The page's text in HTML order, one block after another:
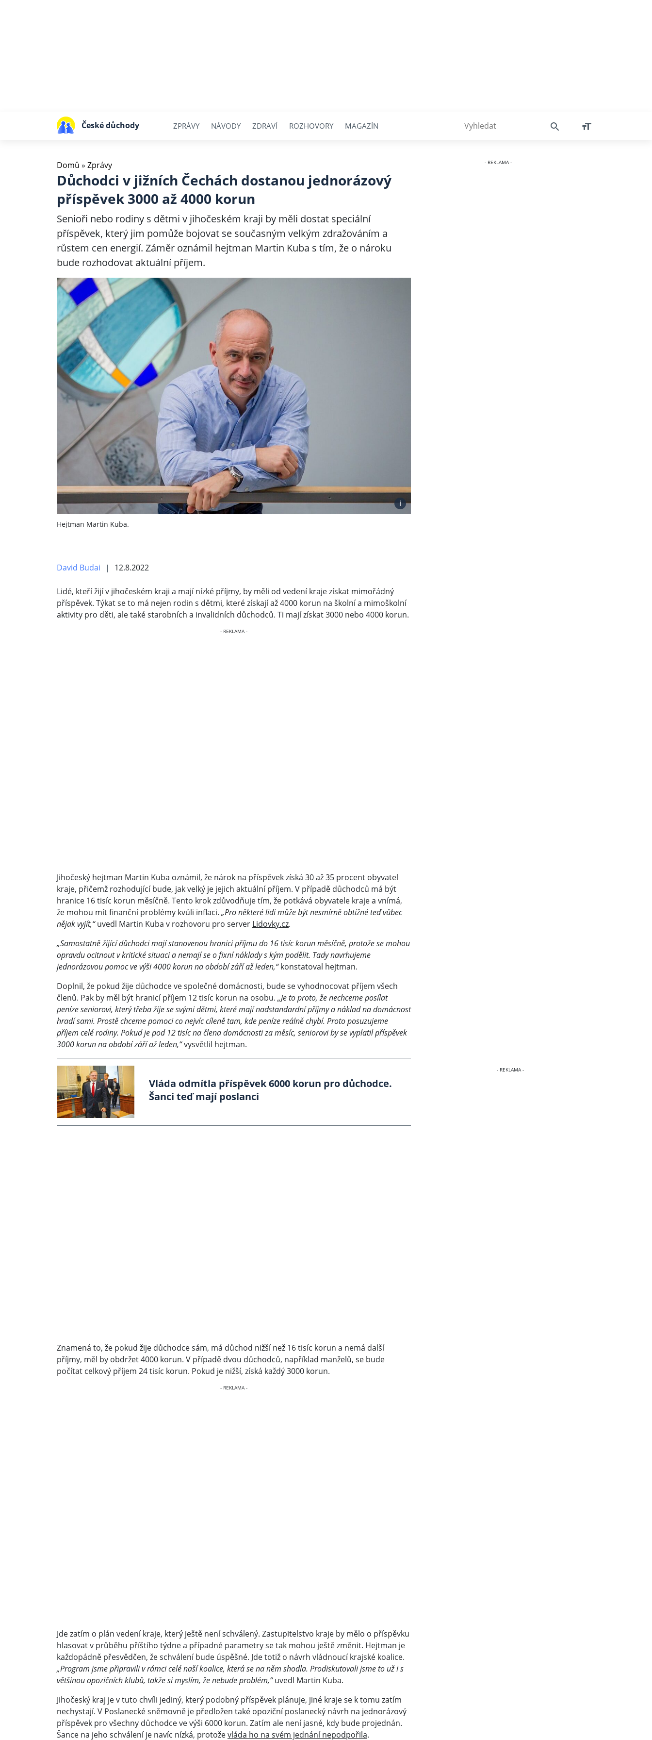
České důchody ZPRÁVY NÁVODY ZDRAVÍ ROZHOVORY MAGAZÍN
Domů » Zprávy
Důchodci v jižních Čechách dostanou jednorázový
příspěvek 3000 až 4000 korun
Senioři nebo rodiny s dětmi v jihočeském kraji by měli dostat speciální
příspěvek, který jim pomůže bojovat se současným velkým zdražováním a
růstem cen energií. Záměr oznámil hejtman Martin Kuba s tím, že o nároku
bude rozhodovat aktuální příjem.
i
Hejtman Martin Kuba.
David Budai 12.8.2022
Lidé, kteří žijí v jihočeském kraji a mají nízké příjmy, by měli od vedení kraje získat mimořádný
příspěvek. Týkat se to má nejen rodin s dětmi, které získají až 4000 korun na školní a mimoškolní
aktivity pro děti, ale také starobních a invalidních důchodců. Ti mají získat 3000 nebo 4000 korun.
Jihočeský hejtman Martin Kuba oznámil, že nárok na příspěvek získá 30 až 35 procent obyvatel
kraje, přičemž rozhodující bude, jak velký je jejich aktuální příjem. V případě důchodců má být
hranice 16 tisíc korun měsíčně. Tento krok zdůvodňuje tím, že potkává obyvatele kraje a vnímá,
že mohou mít finanční problémy kvůli inflaci. „Pro některé lidi může být nesmírně obtížné teď vůbec
nějak vyjít,“uvedl Martin Kuba v rozhovoru pro server Lidovky.cz.
„Samostatně žijící důchodci mají stanovenou hranici příjmu do 16 tisíc korun měsíčně, protože se mohou
opravdu ocitnout v kritické situaci a nemají se o fixní náklady s kým podělit. Tady navrhujeme
jednorázovou pomoc ve výši 4000 korun na období září až leden,“konstatoval hejtman.
Doplnil, že pokud žije důchodce ve společné domácnosti, bude se vyhodnocovat příjem všech
členů. Pak by měl být hranicí příjem 12 tisíc korun na osobu. „Je to proto, že nechceme posílat
peníze seniorovi, který třeba žije se svými dětmi, které mají nadstandardní příjmy a náklad na domácnost
hradí sami. Prostě chceme pomoci co nejvíc cíleně tam, kde peníze reálně chybí. Proto posuzujeme
příjem celé rodiny. Pokud je pod 12 tisíc na člena domácnosti za měsíc, seniorovi by se vyplatil příspěvek
3000 korun na období září až leden,“vysvětlil hejtman.
Vláda odmítla příspěvek 6000 korun pro důchodce.
Šanci teď mají poslanci
Znamená to, že pokud žije důchodce sám, má důchod nižší než 16 tisíc korun a nemá další
příjmy, měl by obdržet 4000 korun. V případě dvou důchodců, například manželů, se bude
počítat celkový příjem 24 tisíc korun. Pokud je nižší, získá každý 3000 korun.
Jde zatím o plán vedení kraje, který ještě není schválený. Zastupitelstvo kraje by mělo o příspěvku
hlasovat v průběhu příštího týdne a případné parametry se tak mohou ještě změnit. Hejtman je
každopádně přesvědčen, že schválení bude úspěšné. Jde totiž o návrh vládnoucí krajské koalice.
„Program jsme připravili v rámci celé naší koalice, která se na něm shodla. Prodiskutovali jsme to už i s
většinou opozičních klubů, takže si myslím, že nebude problém,“uvedl Martin Kuba.
Jihočeský kraj je v tuto chvíli jediný, který podobný příspěvek plánuje, jiné kraje se k tomu zatím
nechystají. V Poslanecké sněmovně je předložen také opoziční poslanecký návrh na jednorázový
příspěvek pro všechny důchodce ve výši 6000 korun. Zatím ale není jasné, kdy bude projednán.
Šance na jeho schválení je navíc nízká, protoževláda ho na svém jednání nepodpořila.